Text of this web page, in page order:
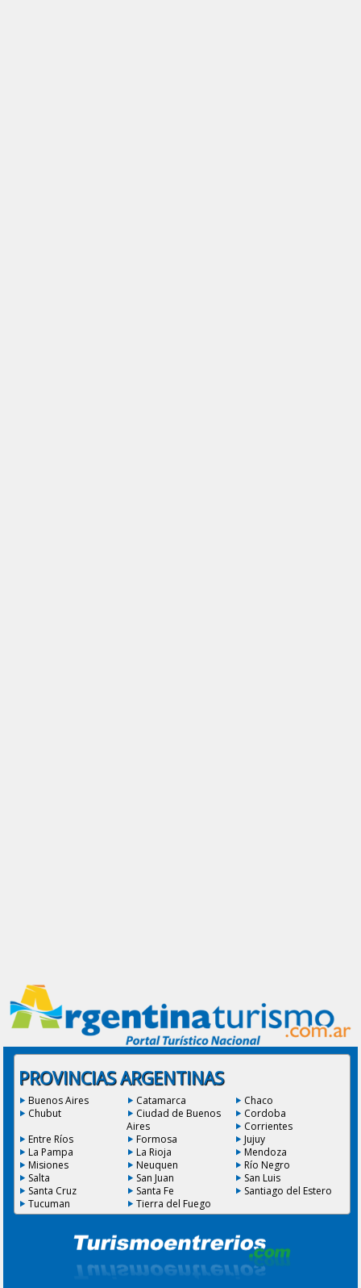
PROVINCIAS ARGENTINAS
Buenos Aires Catamarca
Chaco
Chubut
Ciudad de Buenos
Aires
Cordoba
Corrientes
Entre Ríos
Formosa
Jujuy
La Pampa
La Rioja
Mendoza
Misiones
Neuquen
Río Negro
Salta
San Juan
San Luis
Santa Cruz
Santa Fe
Santiago del Estero
Tucuman
Tierra del Fuego